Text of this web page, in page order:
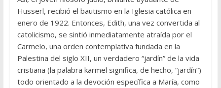
Husserl, recibió el bautismo en la Iglesia católica en
enero de 1922. Entonces, Edith, una vez convertida al
catolicismo, se sintió inmediatamente atraída por el
Carmelo, una orden contemplativa fundada en la
Palestina del siglo XII, un verdadero “jardín” de la vida
cristiana (la palabra karmel significa, de hecho, “jardín”)
todo orientado a la devoción específica a María, como